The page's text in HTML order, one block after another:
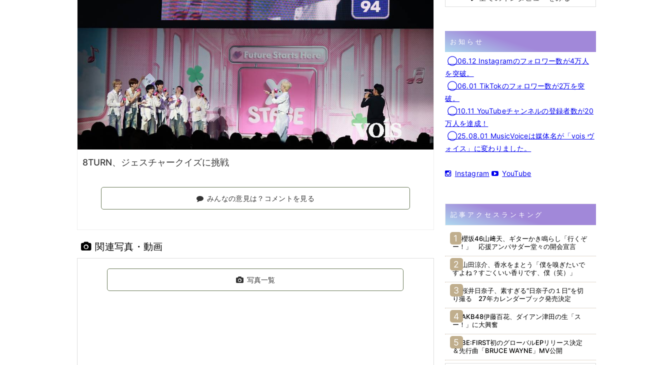
8TURN、ジェスチャークイズに挑戦
みんなの意見は？コメントを見る
関連写真・動画
写真一覧
お知らせ
◯06.12 Instagramのフォロワー数が4万人
を突破。
◯06.01 TikTokのフォロワー数が2万を突
破。
◯10.11 YouTubeチャンネルの登録者数が20
万人を達成！
◯25.08.01 MusicVoiceは媒体名が「vois ヴ
ォイス」に変わりました。
Instagram YouTube
記事アクセスランキング
櫻坂46山﨑天、ギターかき鳴らし「行くぞ
ー！」 応援アンバサダー堂々の開会宣言
山田涼介、香水をまとう「僕を嗅ぎたいで
すよね？すごくいい香りです、僕（笑）」
桜井日奈子、素すぎる“日奈子の１日”を切
り撮る 27年カレンダーブック発売決定
AKB48伊藤百花、ダイアン津田の生「ス
ー！」に大興奮
BE:FIRST初のグローバルEPリリース決定
＆先行曲「BRUCE WAYNE」MV公開